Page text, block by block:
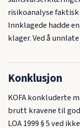
risikoanalyse
Innklagede hadde
klager. Ved å
Konklusjon
KOFA konkluderte
brutt kravene til
LOA 1999 § 5 ved